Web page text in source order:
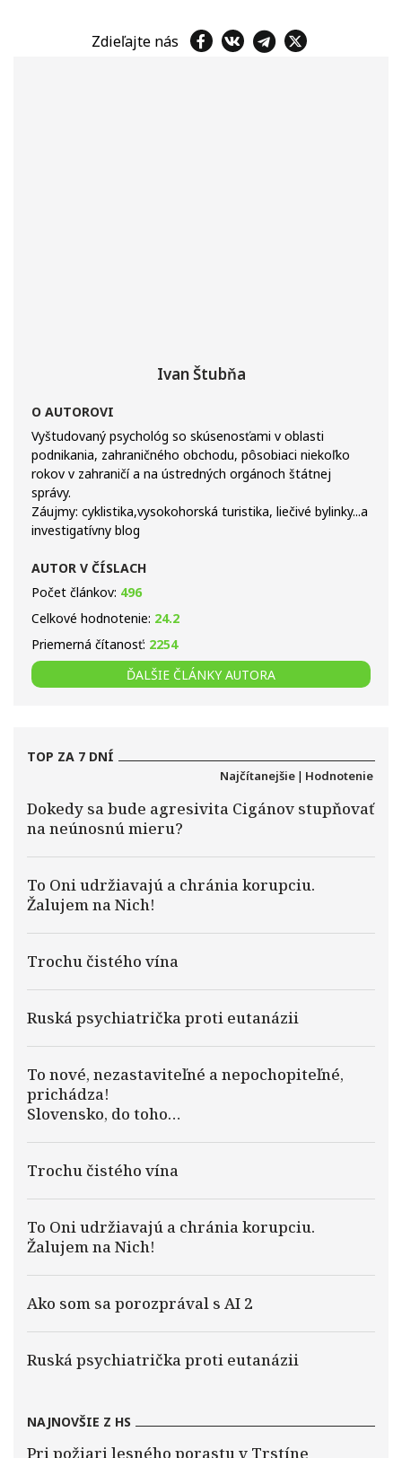
Zdieľajte nás
Ivan Štubňa
O AUTOROVI
Vyštudovaný psychológ so skúsenosťami v oblasti
podnikania, zahraničného obchodu, pôsobiaci niekoľko
rokov v zahraničí a na ústredných orgánoch štátnej
správy.
Záujmy: cyklistika,vysokohorská turistika, liečivé bylinky...a
investigatívny blog
AUTOR V ČÍSLACH
Počet článkov: 496
Celkové hodnotenie: 24.2
Priemerná čítanosť: 2254
ĎALŠIE ČLÁNKY AUTORA
TOP ZA 7 DNÍ
Najčítanejšie | Hodnotenie
Dokedy sa bude agresivita Cigánov stupňovať
na neúnosnú mieru?
To Oni udržiavajú a chránia korupciu.
Žalujem na Nich!
Trochu čistého vína
Ruská psychiatrička proti eutanázii
To nové, nezastaviteľné a nepochopiteľné,
prichádza!
Slovensko, do toho…
Trochu čistého vína
To Oni udržiavajú a chránia korupciu.
Žalujem na Nich!
Ako som sa porozprával s AI 2
Ruská psychiatrička proti eutanázii
NAJNOVŠIE Z HS
Pri požiari lesného porastu v Trstíne